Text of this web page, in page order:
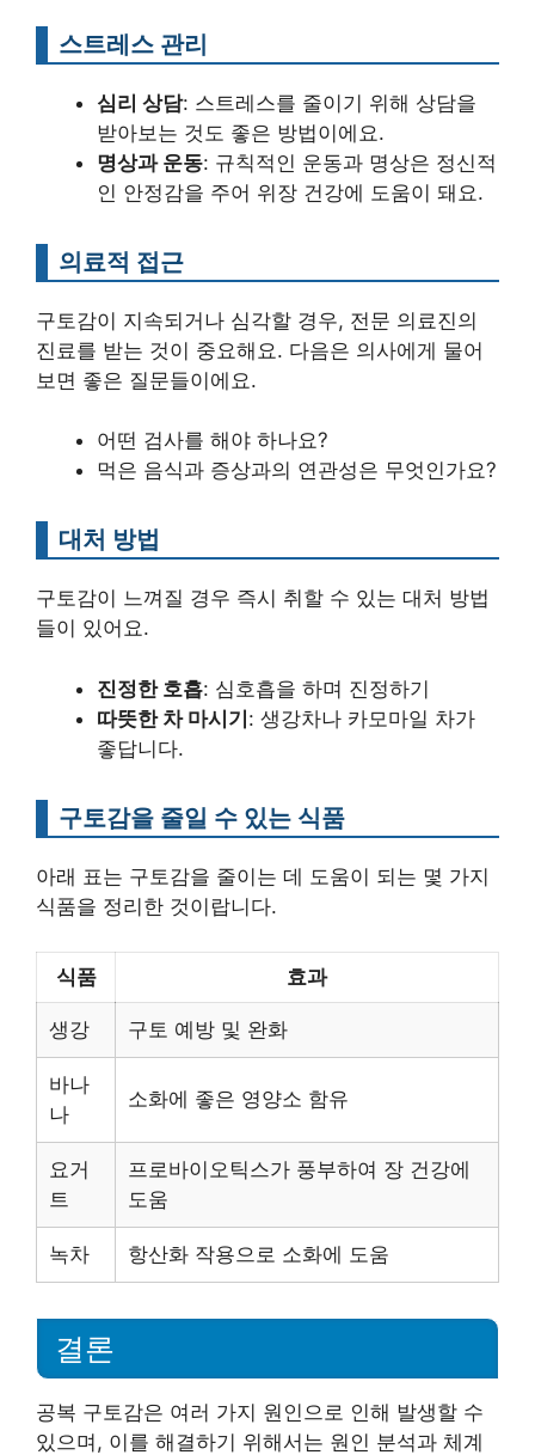
스트레스 관리
심리 상담: 스트레스를 줄이기 위해 상담을
받아보는 것도 좋은 방법이에요.
명상과 운동: 규칙적인 운동과 명상은 정신적
인 안정감을 주어 위장 건강에 도움이 돼요.
의료적 접근
구토감이 지속되거나 심각할 경우, 전문 의료진의
진료를 받는 것이 중요해요. 다음은 의사에게 물어
보면 좋은 질문들이에요.
어떤 검사를 해야 하나요?
먹은 음식과 증상과의 연관성은 무엇인가요?
대처 방법
구토감이 느껴질 경우 즉시 취할 수 있는 대처 방법
들이 있어요.
진정한 호흡: 심호흡을 하며 진정하기
따뜻한 차 마시기: 생강차나 카모마일 차가
좋답니다.
구토감을 줄일 수 있는 식품
아래 표는 구토감을 줄이는 데 도움이 되는 몇 가지
식품을 정리한 것이랍니다.
식품 효과
생강 구토 예방 및 완화
바나
나
소화에 좋은 영양소 함유
요거
트
프로바이오틱스가 풍부하여 장 건강에
도움
녹차 항산화 작용으로 소화에 도움
결론
공복 구토감은 여러 가지 원인으로 인해 발생할 수
있으며, 이를 해결하기 위해서는 원인 분석과 체계